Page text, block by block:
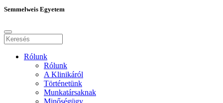
Semmelweis Egyetem
Rólunk
Rólunk
A Klinikáról
Történetünk
Munkatársaknak
Minőségügy